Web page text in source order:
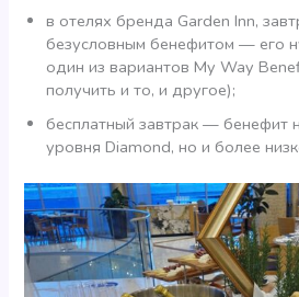
в отелях бренда Garden Inn,
безусловным бенефитом — его
один из вариантов My Way
получить и то, и другое);
бесплатный завтрак — бенефит
уровня Diamond, но и более